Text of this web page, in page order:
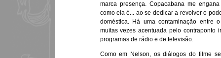
marca presença. Copacabana me
como ela é... ao se dedicar a revolver o
doméstica. Há uma contaminação entre
muitas vezes acentuada pelo contraponto
programas de rádio e de televisão.
Como em Nelson, os diálogos do filme